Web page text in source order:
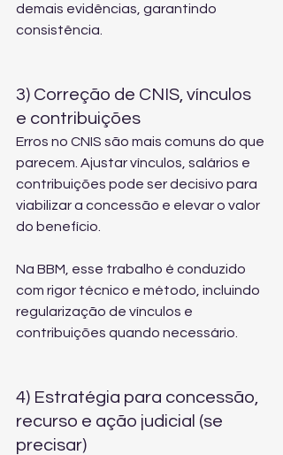
demais evidências, garantindo
consistência.
3) Correção de CNIS, vínculos
e contribuições
Erros no CNIS são mais comuns do que
parecem. Ajustar vínculos, salários e
contribuições pode ser decisivo para
viabilizar a concessão e elevar o valor
do benefício.
Na BBM, esse trabalho é conduzido
com rigor técnico e método, incluindo
regularização de vínculos e
contribuições quando necessário.
4) Estratégia para concessão,
recurso e ação judicial (se
precisar)